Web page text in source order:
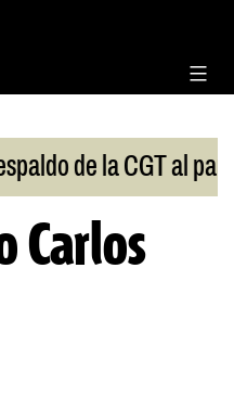
de la CGT al paro
Carlos